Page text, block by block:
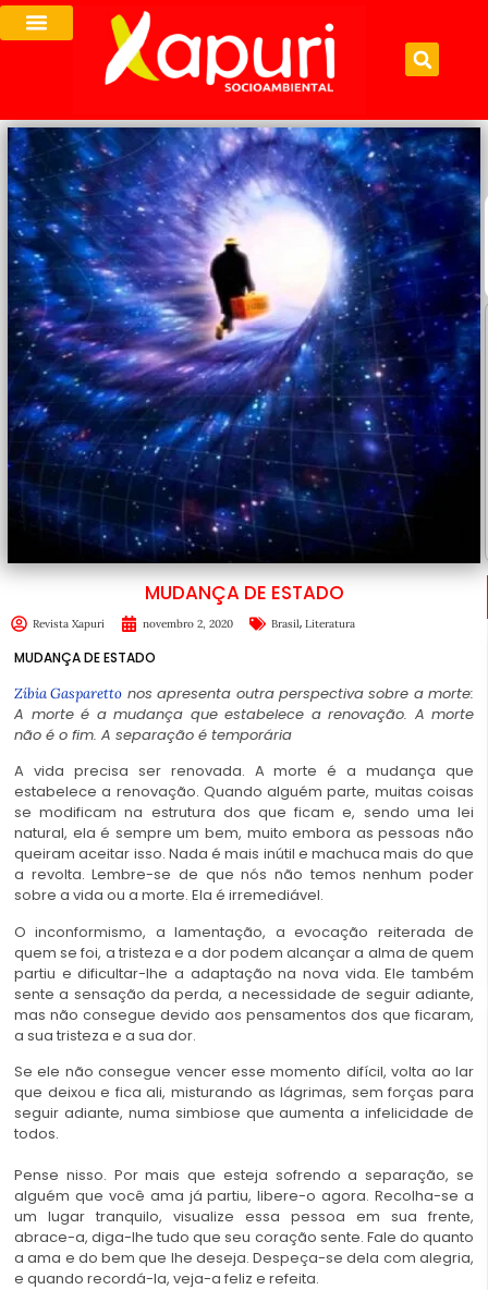
MUDANÇA DE ESTADO
Revista Xapuri novembro 2, 2020 Brasil, Literatura
MUDANÇA DE ESTADO
Zíbia Gasparetto nos apresenta outra perspectiva sobre a morte:
A morte é a mudança que estabelece a renovação. A morte
não é o fim. A separação é temporária
A vida precisa ser renovada. A morte é a mudança que
estabelece a renovação. Quando alguém parte, muitas coisas
se modificam na estrutura dos que ficam e, sendo uma lei
natural, ela é sempre um bem, muito embora as pessoas não
queiram aceitar isso. Nada é mais inútil e machuca mais do que
a revolta. Lembre-se de que nós não temos nenhum poder
sobre a vida ou a morte. Ela é irremediável.
O inconformismo, a lamentação, a evocação reiterada de
quem se foi, a tristeza e a dor podem alcançar a alma de quem
partiu e dificultar-lhe a adaptação na nova vida. Ele também
sente a sensação da perda, a necessidade de seguir adiante,
mas não consegue devido aos pensamentos dos que ficaram,
a sua tristeza e a sua dor.
Se ele não consegue vencer esse momento difícil, volta ao lar
que deixou e fica ali, misturando as lágrimas, sem forças para
seguir adiante, numa simbiose que aumenta a infelicidade de
todos.
Pense nisso. Por mais que esteja sofrendo a separação, se
alguém que você ama já partiu, libere-o agora. Recolha-se a
um lugar tranquilo, visualize essa pessoa em sua frente,
abrace-a, diga-lhe tudo que seu coração sente. Fale do quanto
a ama e do bem que lhe deseja. Despeça-se dela com alegria,
e quando recordá-la, veja-a feliz e refeita.